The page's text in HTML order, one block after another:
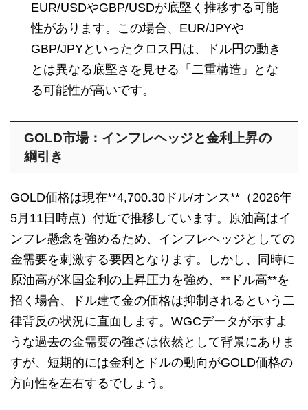
EUR/USDやGBP/USDが底堅く推移する可能
性があります。この場合、EUR/JPYや
GBP/JPYといったクロス円は、ドル円の動き
とは異なる底堅さを見せる「二重構造」とな
る可能性が高いです。
GOLD市場：インフレヘッジと金利上昇の
綱引き
GOLD価格は現在**4,700.30ドル/オンス**（2026年
5月11日時点）付近で推移しています。原油高はイ
ンフレ懸念を強めるため、インフレヘッジとしての
金需要を刺激する要因となります。しかし、同時に
原油高が米国金利の上昇圧力を強め、**ドル高**を
招く場合、ドル建て金の価格は抑制されるという二
律背反の状況に直面します。WGCデータが示すよ
うな過去の金需要の強さは依然として背景にありま
すが、短期的には金利とドルの動向がGOLD価格の
方向性を左右するでしょう。